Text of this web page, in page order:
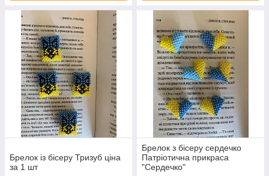
Брелок із бісеру Тризуб ціна
за 1 шт
Брелок з бісеру сердечко
Патріотична прикраса
"Сердечко"